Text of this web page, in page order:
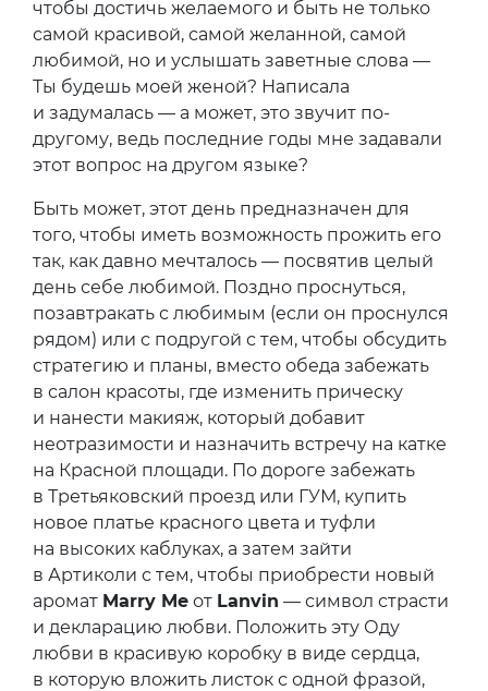
чтобы достичь желаемого и быть не только
самой красивой, самой желанной, самой
любимой, но и услышать заветные слова —
Ты будешь моей женой? Написала
и задумалась — а может, это звучит по-
другому, ведь последние годы мне задавали
этот вопрос на другом языке?
Быть может, этот день предназначен для
того, чтобы иметь возможность прожить его
так, как давно мечталось — посвятив целый
день себе любимой. Поздно проснуться,
позавтракать с любимым (если он проснулся
рядом) или с подругой с тем, чтобы обсудить
стратегию и планы, вместо обеда забежать
в салон красоты, где изменить прическу
и нанести макияж, который добавит
неотразимости и назначить встречу на катке
на Красной площади. По дороге забежать
в Третьяковский проезд или ГУМ, купить
новое платье красного цвета и туфли
на высоких каблуках, а затем зайти
в Артиколи с тем, чтобы приобрести новый
аромат Marry Me от Lanvin — символ страсти
и декларацию любви. Положить эту Оду
любви в красивую коробку в виде сердца,
в которую вложить листок с одной фразой,